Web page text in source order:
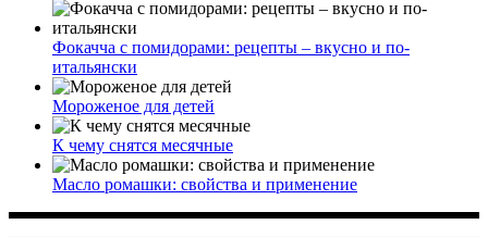
Фокачча с помидорами: рецепты – вкусно и по-
итальянски
Мороженое для детей
К чему снятся месячные
Масло ромашки: свойства и применение